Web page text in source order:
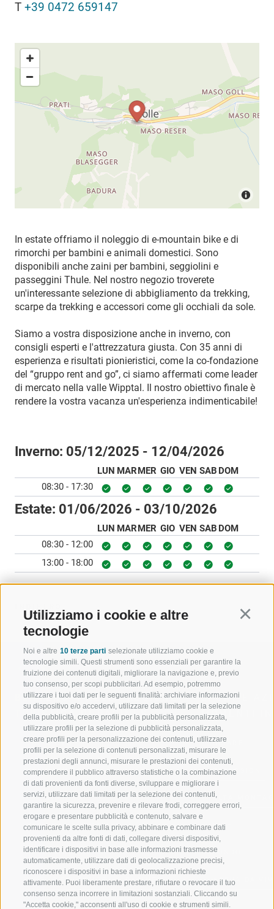
Utilizziamo i cookie e altre
tecnologie
Noi e altre 10 terze parti selezionate utilizziamo cookie e
tecnologie simili. Questi strumenti sono essenziali per garantire la
fruizione dei contenuti digitali, migliorare la navigazione e, previo
tuo consenso, per scopi pubblicitari. Ad esempio, potremmo
utilizzare i tuoi dati per le seguenti finalità: archiviare informazioni
su dispositivo e/o accedervi, utilizzare dati limitati per la selezione
della pubblicità, creare profili per la pubblicità personalizzata,
utilizzare profili per la selezione di pubblicità personalizzata,
creare profili per la personalizzazione dei contenuti, utilizzare
profili per la selezione di contenuti personalizzati, misurare le
prestazioni degli annunci, misurare le prestazioni dei contenuti,
comprendere il pubblico attraverso statistiche o la combinazione
di dati provenienti da fonti diverse, sviluppare e migliorare i
servizi, utilizzare dati limitati per la selezione dei contenuti,
garantire la sicurezza, prevenire e rilevare frodi, correggere errori,
erogare e presentare pubblicità e contenuto, salvare e
comunicare le scelte sulla privacy, abbinare e combinare dati
provenienti da altre fonti di dati, collegare diversi dispositivi,
identificare i dispositivi in base alle informazioni trasmesse
automaticamente, utilizzare dati di geolocalizzazione precisi,
riconoscere i dispositivi in base a informazioni richieste
attivamente. Puoi liberamente prestare, rifiutare o revocare il tuo
consenso senza incorrere in limitazioni sostanziali. Cliccando su
"Accetta cookie," acconsenti all'uso di cookie e strumenti simili.
T +39 0472 659147
In estate offriamo il noleggio di e-mountain bike e di
rimorchi per bambini e animali domestici. Sono
disponibili anche zaini per bambini, seggiolini e
passeggini Thule. Nel nostro negozio troverete
un'interessante selezione di abbigliamento da trekking,
scarpe da trekking e accessori come gli occhiali da sole.
Siamo a vostra disposizione anche in inverno, con
consigli esperti e l'attrezzatura giusta. Con 35 anni di
esperienza e risultati pionieristici, come la co-fondazione
del “gruppo rent and go”, ci siamo affermati come leader
di mercato nella valle Wipptal. Il nostro obiettivo finale è
rendere la vostra vacanza un'esperienza indimenticabile!
Inverno: 05/12/2025 - 12/04/2026
LUN MARMER GIO VEN SAB DOM
08:30 - 17:30
Estate: 01/06/2026 - 03/10/2026
LUN MARMER GIO VEN SAB DOM
08:30 - 12:00
13:00 - 18:00
BENVENUTI NELLA REGIONE
TURISTICA DI RACINES
VAL GIOVO
VAL RACINES
VAL RIDANNA
IMPIANTI DI RISALITA
SCUOLA DI SCI RACINES
LUISL'S SKI SCHOOL A RACINES
SPORT E
MOMENTI
SCIARE
ESCURSIONI
ALTA
BIKE
FONDO
ACQUA DA